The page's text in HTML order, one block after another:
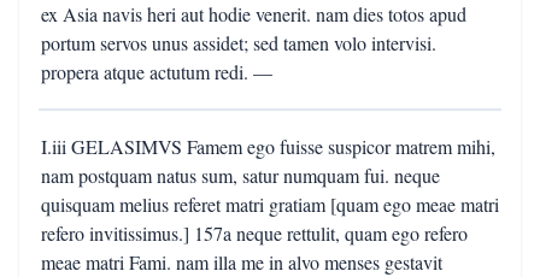
ex Asia navis heri aut hodie venerit. nam dies totos apud
portum servos unus assidet; sed tamen volo intervisi.
propera atque actutum redi. —
I.iii GELASIMVS Famem ego fuisse suspicor matrem mihi,
nam postquam natus sum, satur numquam fui. neque
quisquam melius referet matri gratiam [quam ego meae matri
refero invitissimus.] 157a neque rettulit, quam ego refero
meae matri Fami. nam illa me in alvo menses gestavit